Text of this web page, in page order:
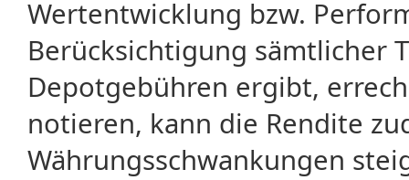
Wertentwicklung bzw.
Berücksichtigung sämtlicher
Depotgebühren ergibt,
notieren, kann die Rendite
Währungsschwankungen